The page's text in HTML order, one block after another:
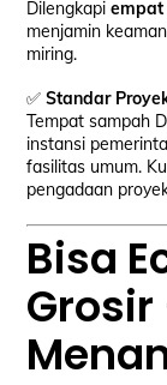
Dilengkapi
menjamin
miring.
✅Standar
Tempat sampah
instansi
fasilitas umum.
pengadaan
Bisa